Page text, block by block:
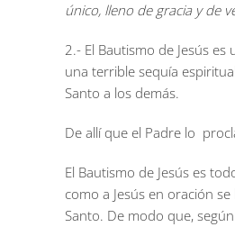
único, lleno de gracia y de
2.- El Bautismo de Jesús
una terrible sequía
Santo a los demás.
De allí que el Padre lo
El Bautismo de Jesús es
como a Jesús en oración
Santo. De modo que,